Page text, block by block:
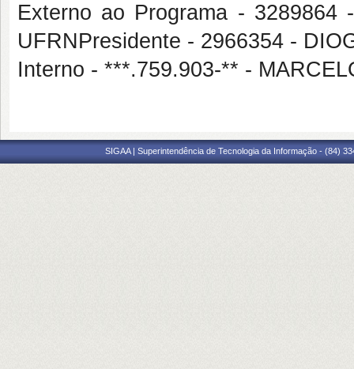
Externo ao Programa - 3289864
UFRNPresidente - 2966354 -
Interno - ***.759.903-** -
SIGAA | Superintendência de Tecnologia da Informação - (84)